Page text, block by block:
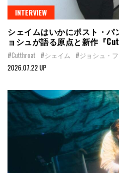
INTERVIEW
シェイムはいかにポスト・
ョシュが語る原点と新作『
#Cutthroat #シェイム #ジョシュ・
2026.07.22 UP